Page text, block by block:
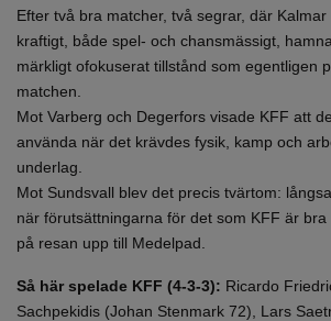
Efter två bra matcher, två segrar, där
kraftigt, både spel- och chansmässigt,
märkligt ofokuserat tillstånd som egentligen
matchen.
Mot Varberg och Degerfors visade KFF att
använda när det krävdes fysik, kamp och
underlag.
Mot Sundsvall blev det precis tvärtom:
när förutsättningarna för det som KFF är
på resan upp till Medelpad.
Så här spelade KFF (4-3-3): Ricardo
Sachpekidis (Johan Stenmark 72), Lars